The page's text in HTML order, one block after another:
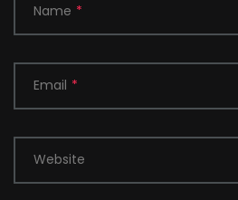
Name *
Email *
Website